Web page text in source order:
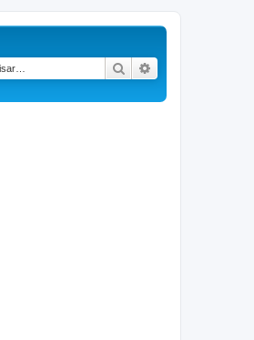
Pesquisar